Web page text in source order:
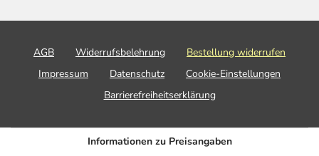
AGB Widerrufsbelehrung
Bestellung widerrufen
Impressum
Datenschutz
Cookie-Einstellungen
Barrierefreiheitserklärung
Informationen zu Preisangaben